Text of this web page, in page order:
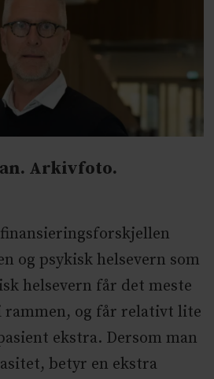
Arkivfoto.
og psykisk helsevern som
helsevern får det meste
rammen, og får relativt lite
ekstra. Dersom man
betyr en ekstra